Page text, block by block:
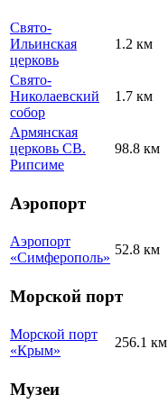
Свято-
Ильинская
церковь
1.2 км
Свято-
Николаевский
собор
1.7 км
Армянская
церковь СВ.
Рипсиме
98.8 км
Аэропорт
Аэропорт
«Симферополь»
52.8 км
Морской порт
Морской порт
«Крым»
256.1 км
Музеи